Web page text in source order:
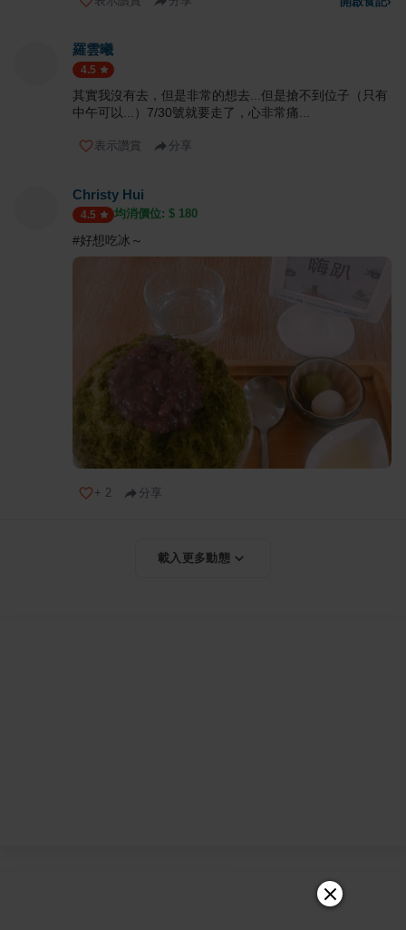
羅雲曦
4.5
其實我沒有去，但是非常的想去...但是搶不到位子（只有
中午可以...）7/30號就要走了，心非常痛...
表示讚賞 分享
Christy Hui
4.5 均消價位: $ 180
#好想吃冰～
+ 2 分享
載入更多動態